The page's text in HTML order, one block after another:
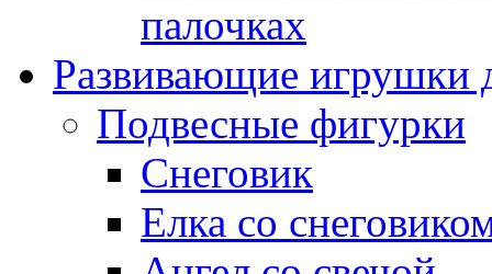
палочках
Развивающие игрушки
Подвесные фигурки
Снеговик
Елка со